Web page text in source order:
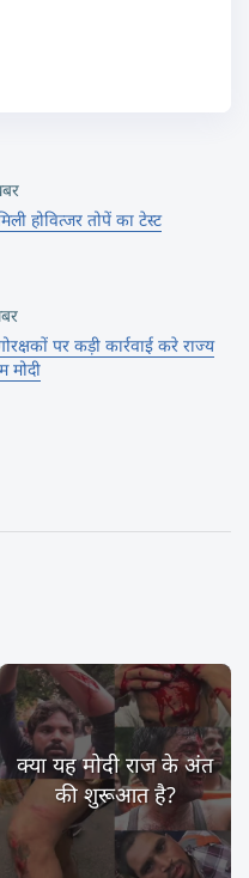
होवित्‍जर तोपें का टेस्‍ट
पर कड़ी कार्रवाई करे राज्‍य
मोदी
क्या यह मोदी राज के अंत
की शुरूआत है?